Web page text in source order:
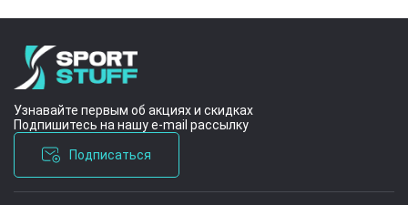
Узнавайте первым об акциях и скидках
Подпишитесь на нашу e-mail рассылку
Подписаться